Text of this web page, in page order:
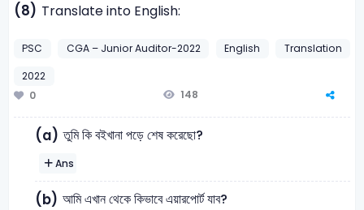
(8) Translate into English:
PSC CGA – Junior Auditor-2022 English
Translation
2022
0
148
(a) তুমি কি বইখানা পড়ে শেষ করেছো?
Ans
(b) আমি এখান থেকে কিভাবে এয়ারপোর্ট যাব?